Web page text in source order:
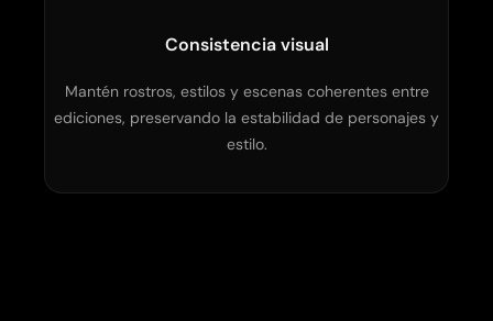
Consistencia visual
Mantén rostros, estilos y escenas coherentes entre
ediciones, preservando la estabilidad de personajes y
estilo.